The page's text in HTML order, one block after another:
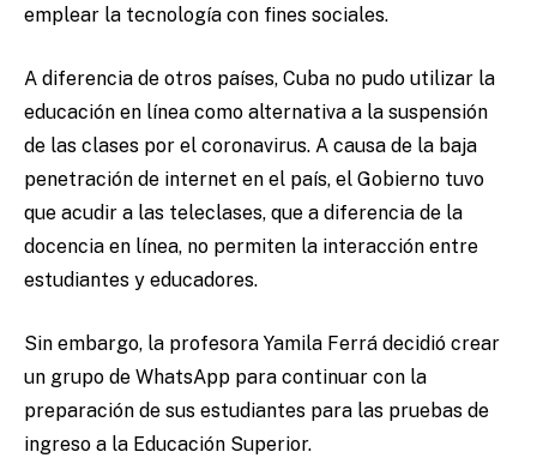
emplear la tecnología con fines sociales.
A diferencia de otros países, Cuba no pudo utilizar la
educación en línea como alternativa a la suspensión
de las clases por el coronavirus. A causa de la baja
penetración de internet en el país, el Gobierno tuvo
que acudir a las teleclases, que a diferencia de la
docencia en línea, no permiten la interacción entre
estudiantes y educadores.
Sin embargo, la profesora Yamila Ferrá decidió crear
un grupo de WhatsApp para continuar con la
preparación de sus estudiantes para las pruebas de
ingreso a la Educación Superior.